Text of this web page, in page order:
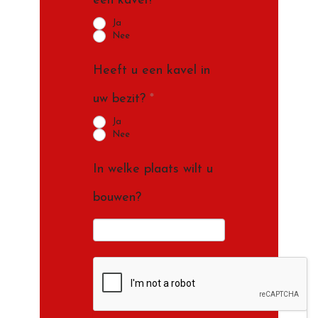
Ja
Nee
Heeft u een kavel in
uw bezit?*
Ja
Nee
In welke plaats wilt u
bouwen?